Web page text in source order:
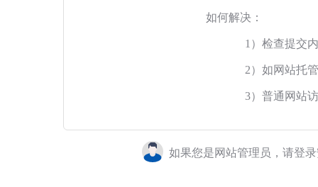
如何解决：
1）检查提交
2）如网站托
3）普通网站
如果您是网站管理员，请登